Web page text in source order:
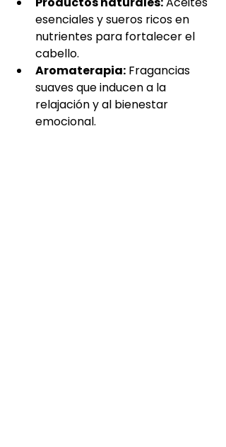
esenciales y sueros ricos en
nutrientes para fortalecer el
cabello.
Aromaterapia: Fragancias
suaves que inducen a la
relajación y al bienestar
emocional.